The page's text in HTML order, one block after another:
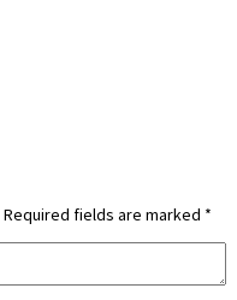
Required fields are marked *